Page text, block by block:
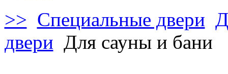
>> Специальные двери
двери Для сауны и бани